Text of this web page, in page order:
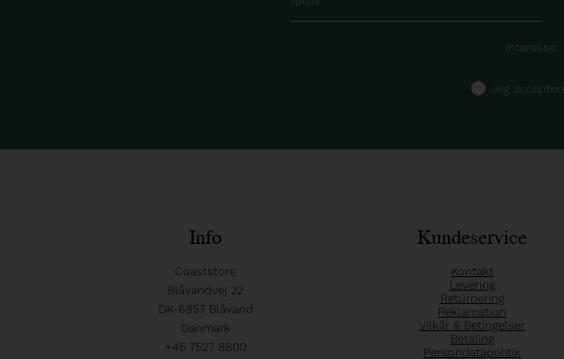
Interesse:
Jeg
Info
Coaststore
Blåvandvej 22
DK-6857 Blåvand
Danmark
+45 7527 8800
Kundeservice
Kontakt
Levering
Returnering
Reklamation
Vilkår & Betingelser
Betaling
Persondatapolitik